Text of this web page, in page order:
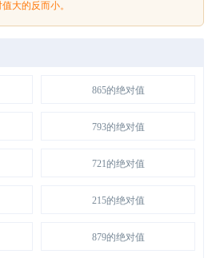
大的反而小。
865的绝对值
793的绝对值
721的绝对值
215的绝对值
879的绝对值